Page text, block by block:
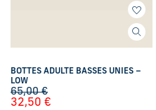
BOTTES ADULTE BASSES UNIES –
LOW
65,00€
32,50 €